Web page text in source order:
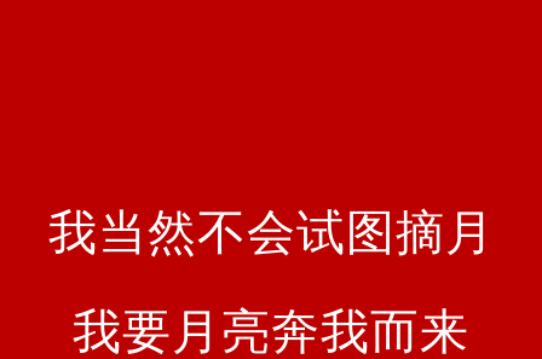
我当然不会试图摘月
我要月亮奔我而来